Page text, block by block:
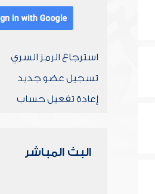
استرجاع الرمز السري
تسجيل عضو جديد
إعادة تفعيل حساب
البث المباشر